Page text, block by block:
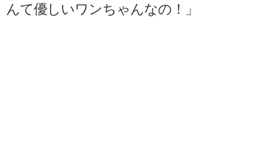
んて優しいワンちゃんなの！」